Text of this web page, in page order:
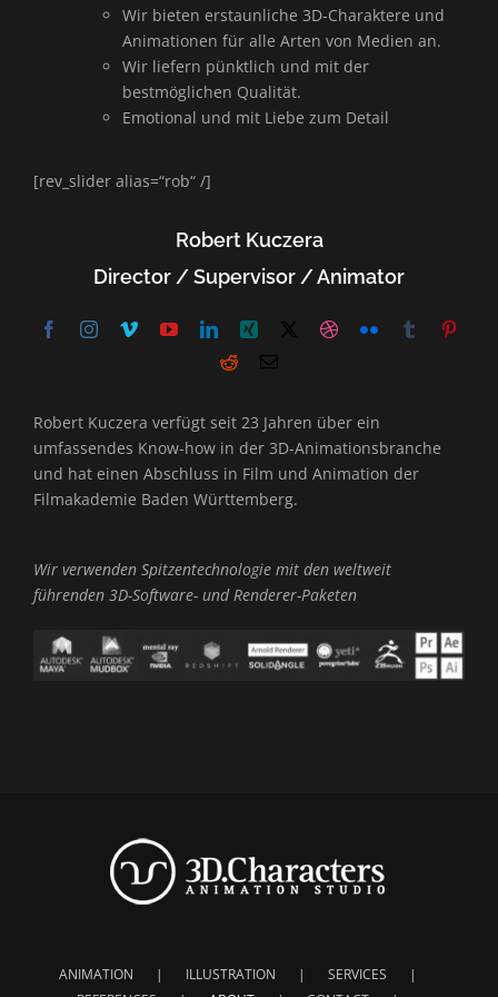
Wir bieten erstaunliche 3D-Charaktere und
Animationen für alle Arten von Medien an.
Wir liefern pünktlich und mit der
bestmöglichen Qualität.
Emotional und mit Liebe zum Detail
[rev_slider alias=“rob“ /]
Robert Kuczera
Director / Supervisor / Animator
Robert Kuczera verfügt seit 23 Jahren über ein
umfassendes Know-how in der 3D-Animationsbranche
und hat einen Abschluss in Film und Animation der
Filmakademie Baden Württemberg.
Wir verwenden Spitzentechnologie mit den weltweit
führenden 3D-Software- und Renderer-Paketen
ANIMATION ILLUSTRATION
SERVICES